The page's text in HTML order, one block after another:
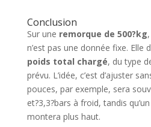
Conclusion
Sur une remorque de 500?kg
n’est pas une donnée fixe. Elle
poids total chargé, du type
prévu. L’idée, c’est d’ajuster
pouces, par exemple, sera
et?3,3?bars à froid, tandis
montera plus haut.